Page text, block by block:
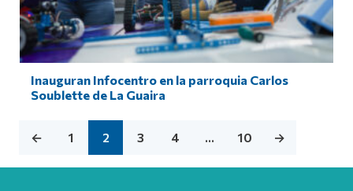
Inauguran Infocentro en la parroquia Carlos
Soublette de La Guaira
← 1 2 3 4 … 10 →